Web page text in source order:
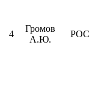
4
Громов
А.Ю.
РОС